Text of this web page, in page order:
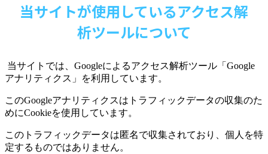
当サイトが使用しているアクセス解
析ツールについて
当サイトでは、 Googleによるアクセス解析ツール「 Google
アナリティクス」を利用しています。
このGoogleアナリティクスはトラフィックデータの収集のた
めにCookieを使用しています。
このトラフィックデータは匿名で収集されており、個人を特
定するものではありません。